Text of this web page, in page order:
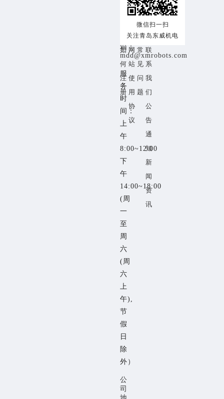
热
线：
18153259353
邮
箱：
mdd@xmrobots.com
服
务
时
间：
上
午
8:00~12:00
下
午
14:00~18:00
(周
一
至
周
六
(周
六
上
午),
节
假
日
除
外）
公
司
易
程
如
何
注
册
册
知
网
站
使
用
协
议
助
中
心
常
见
问
题
于
我
们
联
系
我
们
公
告
通
知
新
闻
资
讯
微信扫一扫
关注青岛东威机电